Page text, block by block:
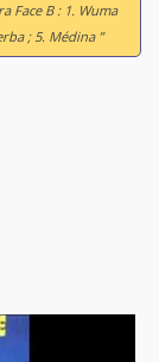
Face B : 1. Wuma
; 5. Médina ”